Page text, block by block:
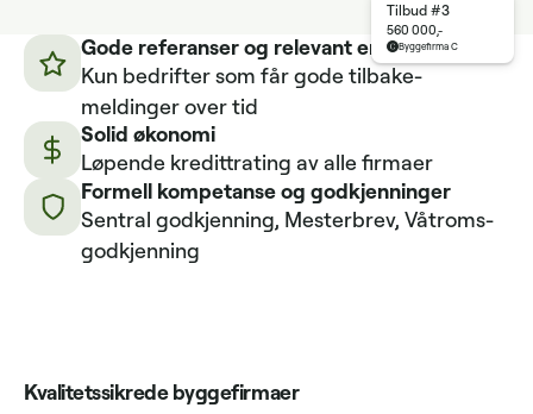
Tilbud #3
560 000,-
Byggefirma C
Gode referanser og relevant erfaring
Kun bedrifter som får gode tilbake­
meldinger over tid
Solid økonomi
Løpende kredittrating av alle firmaer
Formell kompetanse og godkjenninger
Sentral godkjenning, Mesterbrev, Våtroms­
godkjenning
Kvalitetssikrede byggefirmaer